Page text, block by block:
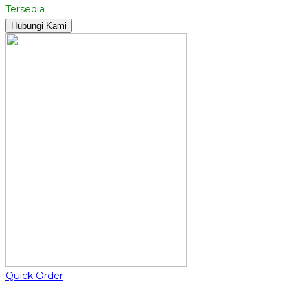
Tersedia
Hubungi Kami
Quick Order